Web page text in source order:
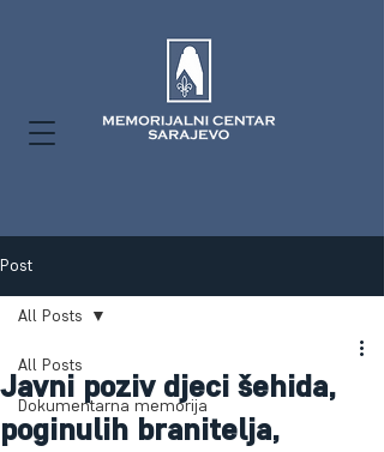
Post
All Posts
Dokumentarna memorija
All Posts
Javni poziv djeci šehida,
poginulih branitelja,